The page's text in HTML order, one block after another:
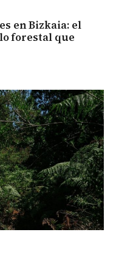
en Bizkaia: el
forestal que